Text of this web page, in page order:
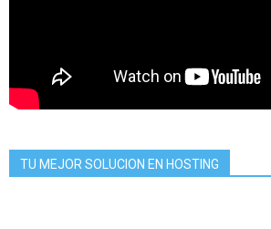
TU MEJOR SOLUCION EN HOSTING